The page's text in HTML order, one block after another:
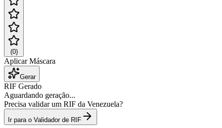
(0)
Aplicar Máscara
Gerar
RIF Gerado
Aguardando geração...
Precisa validar um RIF da Venezuela?
Ir para o Validador de RIF